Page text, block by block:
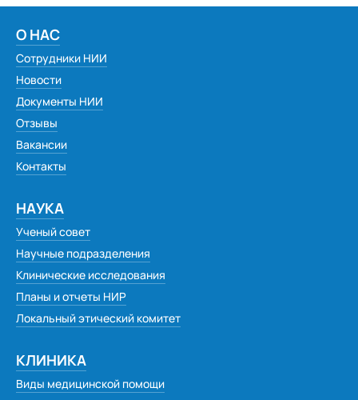
О НАС
Сотрудники НИИ
Новости
Документы НИИ
Отзывы
Вакансии
Контакты
НАУКА
Ученый совет
Научные подразделения
Клинические исследования
Планы и отчеты НИР
Локальный этический комитет
КЛИНИКА
Виды медицинской помощи